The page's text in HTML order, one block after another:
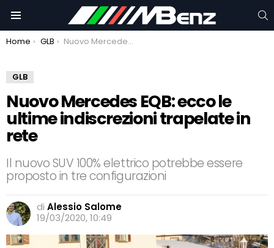
You are here:
Home GLB Nuovo Mercedes EQB: ecco le ultime indiscrezioni trapelate in rete
GLB
Nuovo Mercedes EQB: ecco le
ultime indiscrezioni trapelate in
rete
Il nuovo SUV 100% elettrico potrebbe essere
proposto in tre configurazioni
di Alessio Salome
19/03/2020, 10:49